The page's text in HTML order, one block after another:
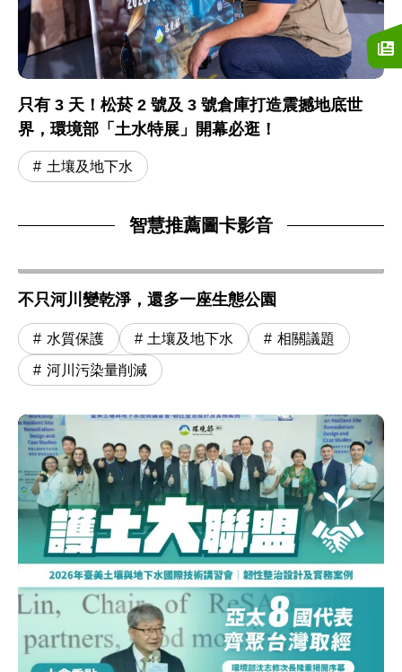
只有 3 天！松菸 2 號及 3 號倉庫打造震撼地底世
界，環境部「土水特展」開幕必逛！
土壤及地下水
智慧推薦圖卡影音
不只河川變乾淨，還多一座生態公園
水質保護 土壤及地下水 相關議題
河川污染量削減